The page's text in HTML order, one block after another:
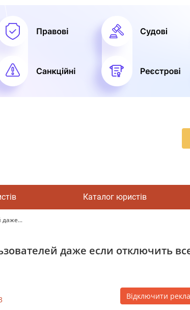
Каталог юристів
даже...
даже если отключить
Відключити